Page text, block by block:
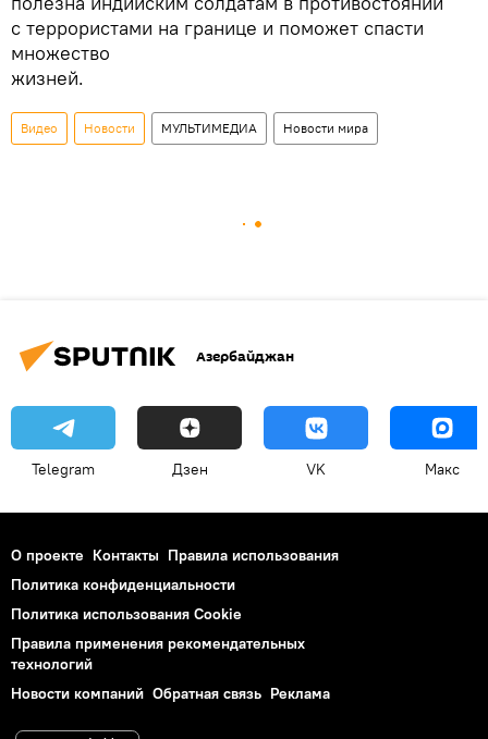
с террористами на границе и поможет спасти
множество
жизней.
Видео Новости МУЛЬТИМЕДИА Новости мира
Азербайджан
Telegram Дзен VK Макс
О проекте Контакты Правила использования
Политика конфиденциальности
Политика использования Cookie
Правила применения рекомендательных
технологий
Новости компаний Обратная связь Реклама